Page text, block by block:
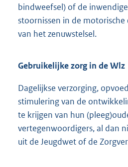
bindweefsel) of de
stoornissen in de motorische
van het zenuwstelsel.
Gebruikelijke zorg in de Wlz
Dagelijkse verzorging,
stimulering van de
te krijgen van hun
vertegenwoordigers, al dan
uit de Jeugdwet of de